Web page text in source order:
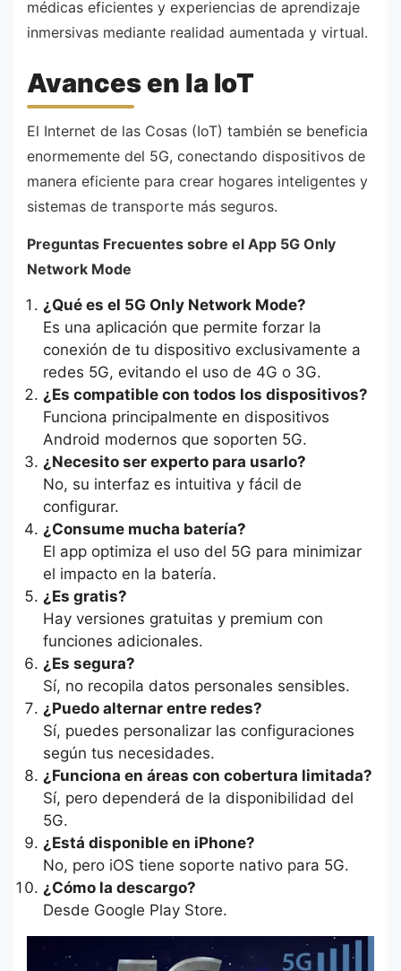
médicas eficientes y experiencias de aprendizaje
inmersivas mediante realidad aumentada y virtual.
Avances en la IoT
El Internet de las Cosas (IoT) también se beneficia
enormemente del 5G, conectando dispositivos de
manera eficiente para crear hogares inteligentes y
sistemas de transporte más seguros.
Preguntas Frecuentes sobre el App 5G Only
Network Mode
¿Qué es el 5G Only Network Mode?
Es una aplicación que permite forzar la
conexión de tu dispositivo exclusivamente a
redes 5G, evitando el uso de 4G o 3G.
¿Es compatible con todos los dispositivos?
Funciona principalmente en dispositivos
Android modernos que soporten 5G.
¿Necesito ser experto para usarlo?
No, su interfaz es intuitiva y fácil de
configurar.
¿Consume mucha batería?
El app optimiza el uso del 5G para minimizar
el impacto en la batería.
¿Es gratis?
Hay versiones gratuitas y premium con
funciones adicionales.
¿Es segura?
Sí, no recopila datos personales sensibles.
¿Puedo alternar entre redes?
Sí, puedes personalizar las configuraciones
según tus necesidades.
¿Funciona en áreas con cobertura limitada?
Sí, pero dependerá de la disponibilidad del
5G.
¿Está disponible en iPhone?
No, pero iOS tiene soporte nativo para 5G.
¿Cómo la descargo?
Desde Google Play Store.